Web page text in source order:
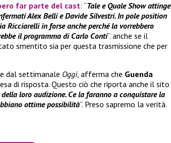
far parte del cast: “Tale e Quale Show attinge
Alex Belli e Davide Silvestri. In pole position
Ricciarelli in forse anche perché la vorrebbero
il programma di Carlo Conti“. anche se il
smentito sia per questa trasmissione che per
dal settimanale Oggi, afferma che Guenda
di risposta. Questo ciò che riporta anche il sito
loro audizione. Ce la faranno a conquistare la
ottime possibilità“. Preso sapremo la verità.